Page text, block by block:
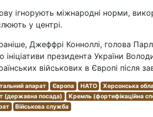
ігнорують міжнародні норми,
у центрі.
Джеффрі Конноллі, голова
ініціативи президента України
військових в Європі після
апарат Європа НАТО Херсонська
(державна посада)
Кремль (фортифікаційна
Військова служба